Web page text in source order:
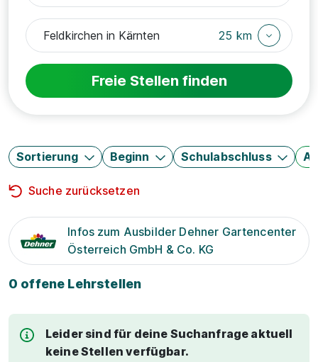
25 km
Freie Stellen finden
Sortierung Beginn Schulabschluss
Suche zurücksetzen
Infos zum Ausbilder Dehner Gartencenter
Österreich GmbH & Co. KG
0 offene Lehrstellen
Leider sind für deine Suchanfrage aktuell
keine Stellen verfügbar.